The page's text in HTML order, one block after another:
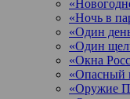
«Ночь в
«Один
«Один
«Окна
«Опасный
«Оружие